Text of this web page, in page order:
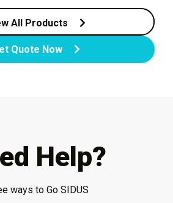
All Products
Quote Now
Help?
ways to Go SIDUS